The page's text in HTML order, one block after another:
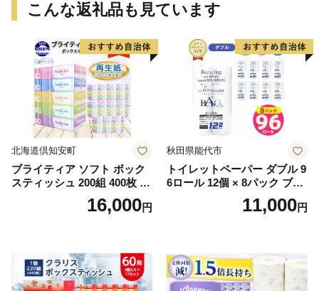
こんな返礼品も見ています
北海道倶知安町
ブライティア ソフト ボック
スティッシュ 200組 400枚 60
箱 日本製 まとめ買い ティッ
シュ リサイクル 長持 防災 常
倶知安町 日用品
16,000円
秋田県能代市
トイレットペーパー ダブル 9
6ロール 12個 × 8パック ブラ
ンカ 再生紙 100％ 芯あり 日
用品 消耗品 無香料 生活用品
11,000円